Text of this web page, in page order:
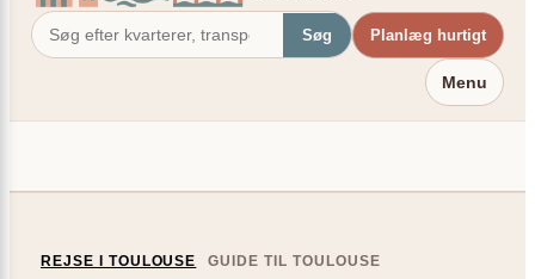
Søg Planlæg hurtigt
Menu
REJSE I TOULOUSE GUIDE TIL TOULOUSE